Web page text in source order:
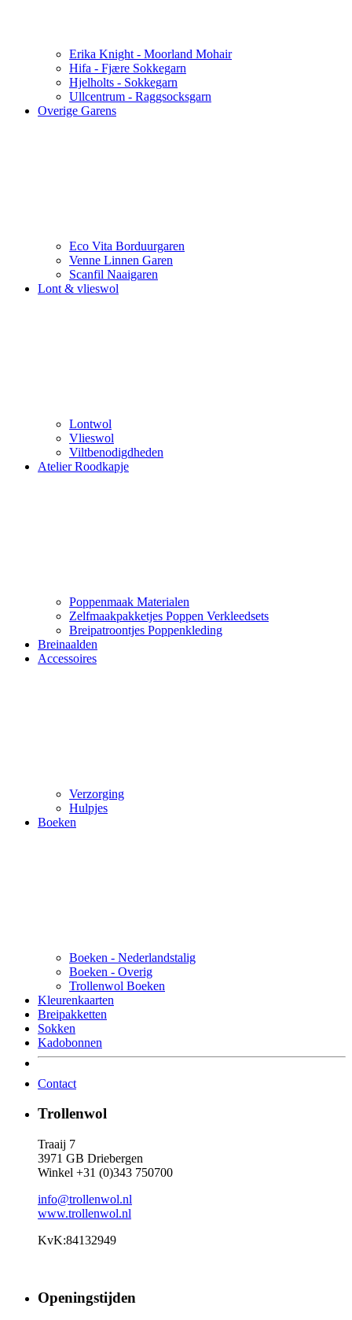
Erika Knight - Moorland Mohair
Hifa - Fjære Sokkegarn
Hjelholts - Sokkegarn
Ullcentrum - Raggsocksgarn
Overige Garens
Eco Vita Borduurgaren
Venne Linnen Garen
Scanfil Naaigaren
Lont & vlieswol
Lontwol
Vlieswol
Viltbenodigdheden
Atelier Roodkapje
Poppenmaak Materialen
Zelfmaakpakketjes Poppen Verkleedsets
Breipatroontjes Poppenkleding
Breinaalden
Accessoires
Verzorging
Hulpjes
Boeken
Boeken - Nederlandstalig
Boeken - Overig
Trollenwol Boeken
Kleurenkaarten
Breipakketten
Sokken
Kadobonnen
Contact
Trollenwol
Traaij 7
3971 GB Driebergen
Winkel +31 (0)343 750700
info@trollenwol.nl
www.trollenwol.nl
KvK:84132949
Openingstijden